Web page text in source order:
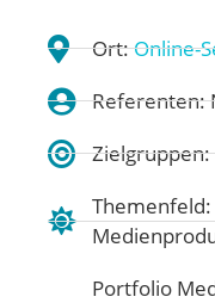
Ort:Online-
Referenten:
Themenfeld:
Portfolio